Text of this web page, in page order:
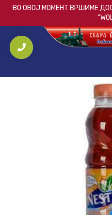
ВО ОВОЈ МОМЕНТ ВРШИМЕ
ПОЧЕТНА